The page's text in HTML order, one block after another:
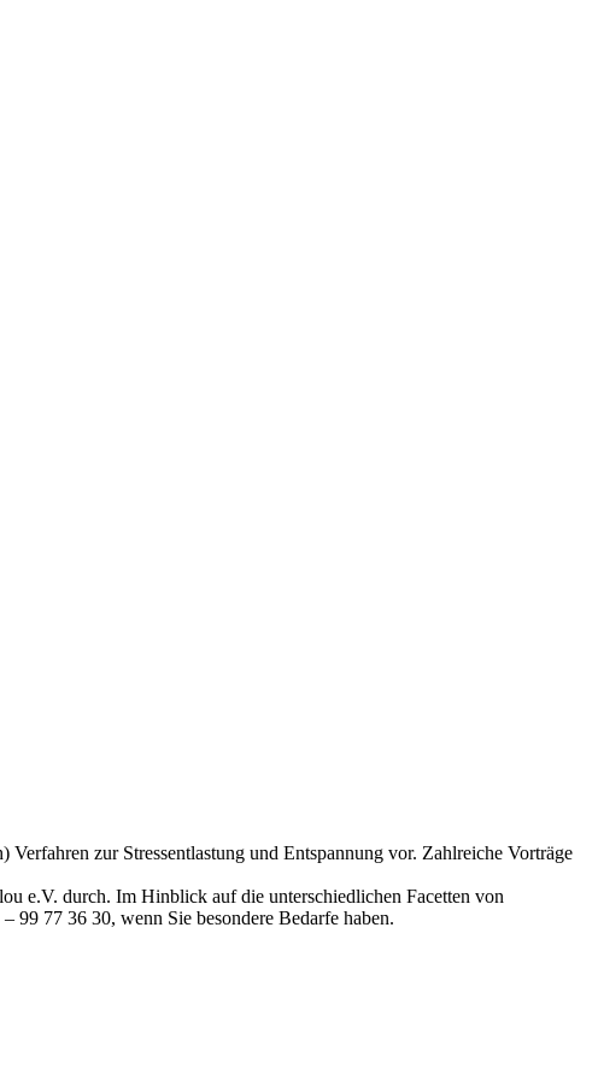
zur Stressentlastung und Entspannung vor. Zahlreiche Vorträge
e.V. durch. Im Hinblick auf die unterschiedlichen Facetten von
99 77 36 30, wenn Sie besondere Bedarfe haben.